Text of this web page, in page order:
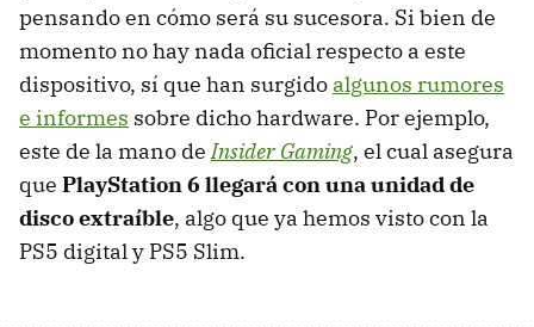
pensando en cómo será su sucesora. Si bien de
momento no hay nada oficial respecto a este
dispositivo, sí que han surgido algunos rumores
e informes sobre dicho hardware. Por ejemplo,
este de la mano de Insider Gaming, el cual asegura
que PlayStation 6 llegará con una unidad de
disco extraíble, algo que ya hemos visto con la
PS5 digital y PS5 Slim.